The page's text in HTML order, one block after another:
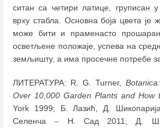
ситан са четири латице, груписан
врху стабла. Основна боја цвета је
може бити и праменасто
осветљене положаје, успева на
земљишту, а има просечне потребе
ЛИТЕРАТУРА: R. G. Turner,
Over 10,000 Garden Plants and How
York 1999; Б. Лазић, Д.
Селенча– Н. Сад 2011; Д.